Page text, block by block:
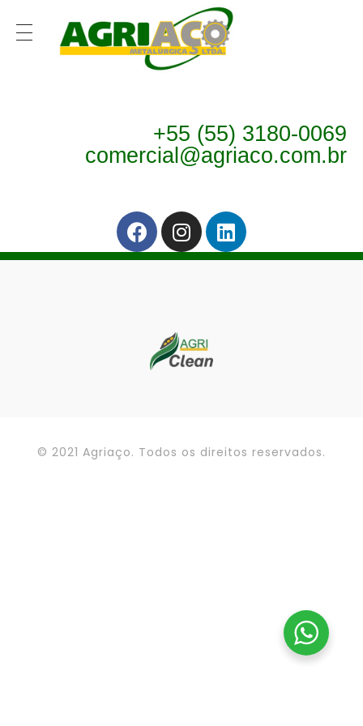
+55 (55) 3180-0069
comercial@agriaco.com.br
Solda Qualificada
Agriaço
© 2021 Agriaço. Todos os direitos reservados.